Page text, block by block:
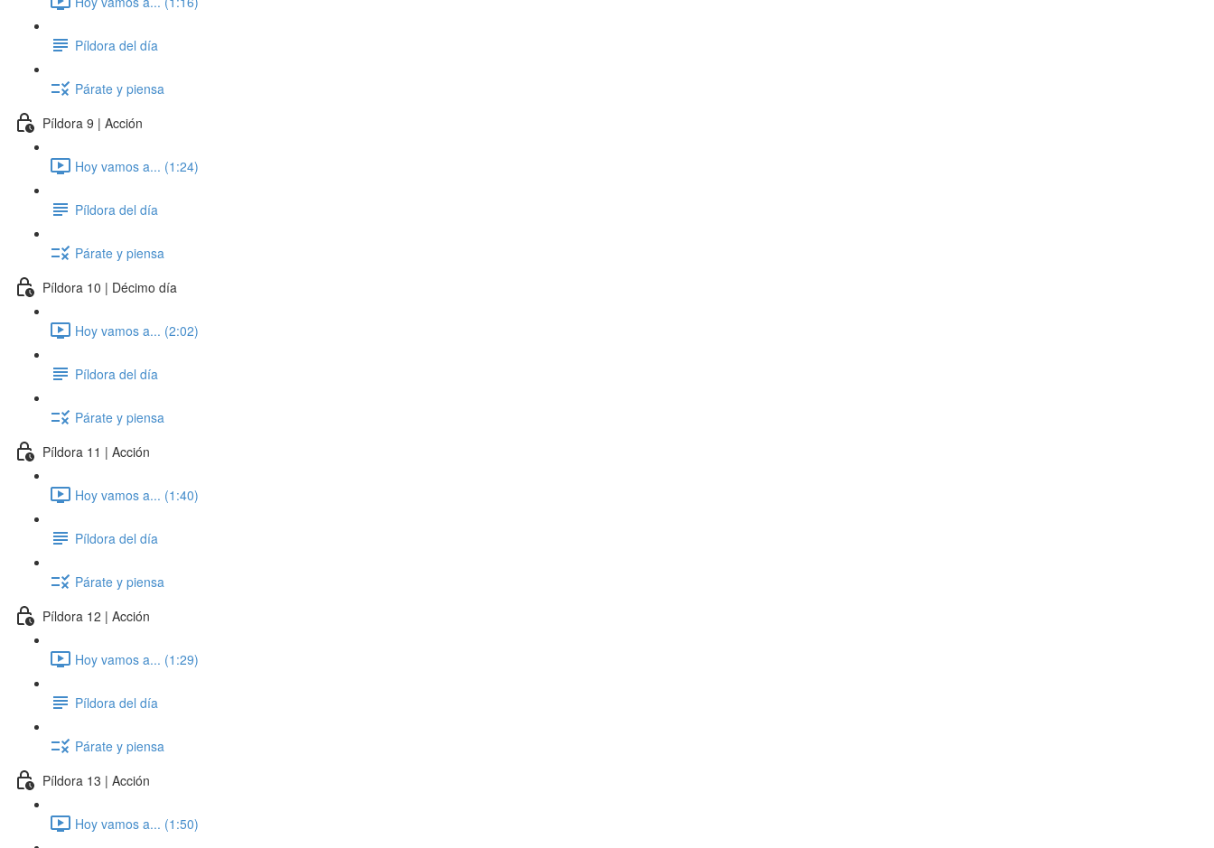
Píldora del día
Párate y piensa
Píldora 9 | Acción
Hoy vamos a... (1:24)
Píldora del día
Párate y piensa
Píldora 10 | Décimo día
Hoy vamos a... (2:02)
Píldora del día
Párate y piensa
Píldora 11 | Acción
Hoy vamos a... (1:40)
Píldora del día
Párate y piensa
Píldora 12 | Acción
Hoy vamos a... (1:29)
Píldora del día
Párate y piensa
Píldora 13 | Acción
Hoy vamos a... (1:50)